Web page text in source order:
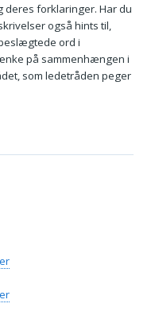
deres forklaringer. Har du
også hints til,
ord i
på sammenhængen i
som ledetråden peger